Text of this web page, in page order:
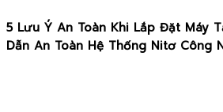
5 Lưu Ý An Toàn Khi Lắp Đặt Máy
Dẫn An Toàn Hệ Thống Nitơ Công